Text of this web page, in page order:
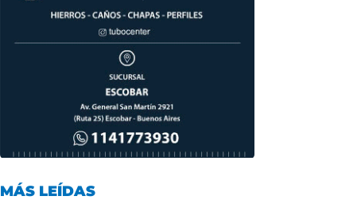
MÁS LEÍDAS